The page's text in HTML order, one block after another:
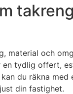
material och
tydlig offert,
du räkna
din fastighet.